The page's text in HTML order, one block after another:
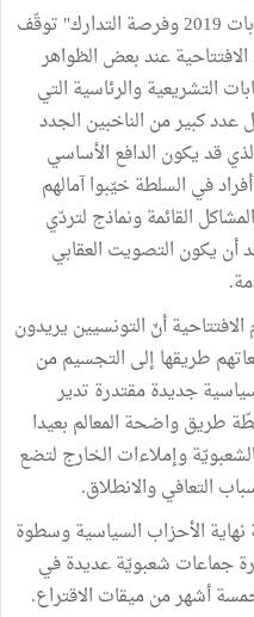
وفي الشؤون الوطنية، وبعنوان "انتخابات 2019 وفرصة التدارك" توقّف
عند بعض الظواهر
التشريعية والرئاسية التي
كبير من الناخبين الجدد
قد يكون الدافع الأساسي
في السلطة خيّبوا آمالهم
القائمة ونماذج لتردّي
أن يكون التصويت العقابي
أنّ التونسيين يريدون
طريقها إلى التجسيم من
جديدة مقتدرة تدير
طريق واضحة المعالم بعيدا
وإملاءات الخارج لتضع
التعافي والانطلاق.
الأحزاب السياسية وسطوة
جماعات شعبويّة عديدة في
أشهر من ميقات الاقتراع.